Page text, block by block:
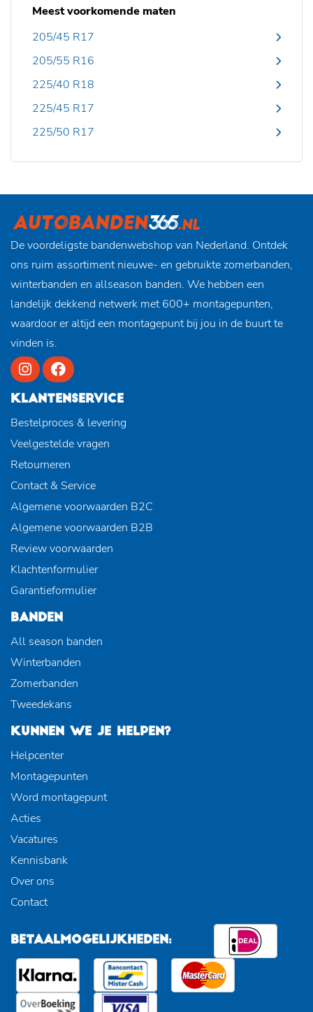
Meest voorkomende maten
205/45 R17
205/55 R16
225/40 R18
225/45 R17
225/50 R17
De voordeligste bandenwebshop van Nederland. Ontdek
ons ruim assortiment nieuwe- en gebruikte zomerbanden,
winterbanden en allseason banden. We hebben een
landelijk dekkend netwerk met 600+ montagepunten,
waardoor er altijd een montagepunt bij jou in de buurt te
vinden is.
KLANTENSERVICE
Bestelproces & levering
Veelgestelde vragen
Retourneren
Contact & Service
Algemene voorwaarden B2C
Algemene voorwaarden B2B
Review voorwaarden
Klachtenformulier
Garantieformulier
BANDEN
All season banden
Winterbanden
Zomerbanden
Tweedekans
KUNNEN WE JE HELPEN?
Helpcenter
Montagepunten
Word montagepunt
Acties
Vacatures
Kennisbank
Over ons
Contact
BETAALMOGELIJKHEDEN: